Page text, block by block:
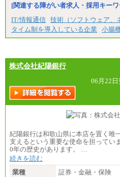
[関連する障がい者求人・採用キー
IT/情報通信 技術（ソフトウェア、
タイム制を導入している企業
小腸
株式会社紀陽銀行
06月22
紀陽銀行は和歌山県に本店を置く唯
支えるという重要な使命を担ってい
0年の歴史があります。 …
続きを読む
業種
証券・金融・保険